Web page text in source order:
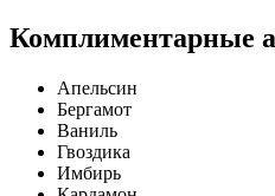
Комплиментарные
Апельсин
Бергамот
Ваниль
Гвоздика
Имбирь